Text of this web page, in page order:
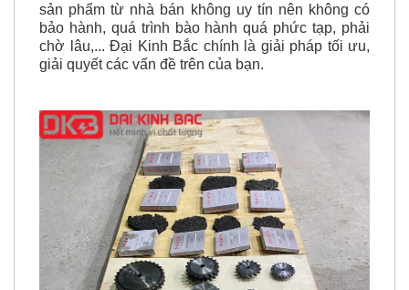
sản phẩm từ nhà bán không uy tín nên không có
bảo hành, quá trình bào hành quá phức tạp, phải
chờ lâu,... Đại Kinh Bắc chính là giải pháp tối ưu,
giải quyết các vấn đề trên của bạn.